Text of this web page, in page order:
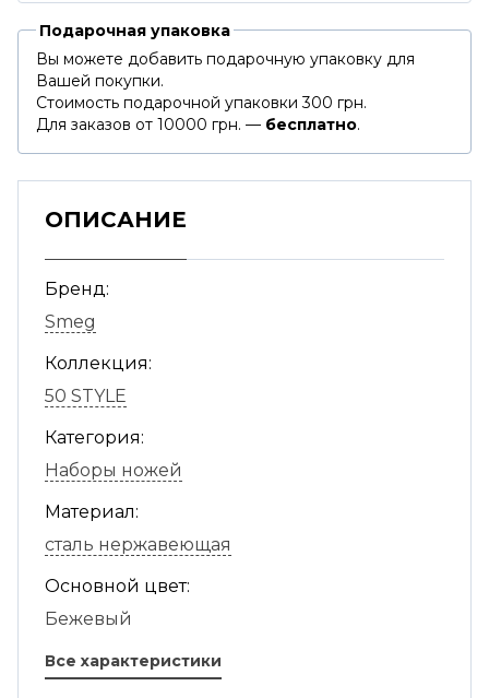
Подарочная упаковка
Вы можете добавить подарочную упаковку для
Вашей покупки.
Стоимость подарочной упаковки 300 грн.
Для заказов от 10000 грн. — бесплатно.
ОПИСАНИЕ
Бренд:
Smeg
Коллекция:
50 STYLE
Категория:
Наборы ножей
Материал:
сталь нержавеющая
Основной цвет:
Бежевый
Все характеристики